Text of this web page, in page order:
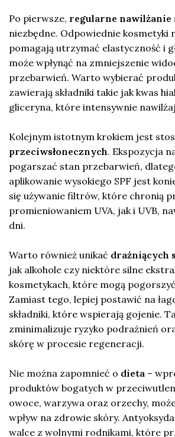
Po pierwsze, regularne nawilżanie
niezbędne. Odpowiednie kosmetyki
pomagają utrzymać elastyczność i
może wpłynąć na zmniejszenie
przebarwień. Warto wybierać
zawierają składniki takie jak kwas
gliceryna, które intensywnie
Kolejnym istotnym krokiem jest
przeciwsłonecznych. Ekspozycja
pogarszać stan przebarwień,
aplikowanie wysokiego SPF jest
się używanie filtrów, które chronią
promieniowaniem UVA, jak i UVB,
dni.
Warto również unikać drażniących
jak alkohole czy niektóre silne
kosmetykach, które mogą
Zamiast tego, lepiej postawić na
składniki, które wspierają gojenie.
zminimalizuje ryzyko podrażnień
skórę w procesie regeneracji.
Nie można zapomnieć o dieta –
produktów bogatych w
owoce, warzywa oraz orzechy,
wpływ na zdrowie skóry.
walce z wolnymi rodnikami, które